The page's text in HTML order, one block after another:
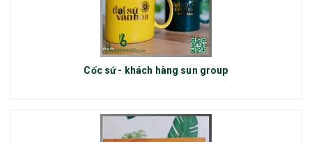
Cốc sứ - khách hàng sun group